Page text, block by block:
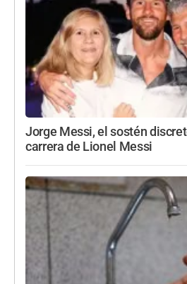
Jorge Messi, el sostén
carrera de Lionel Messi